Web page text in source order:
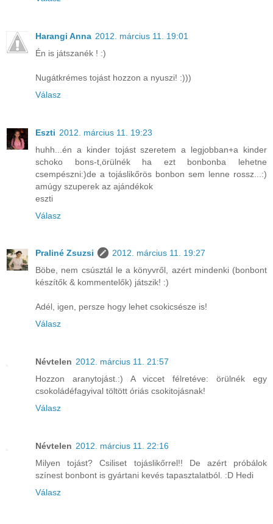
Harangi Anna 2012. március 11. 19:01
Én is játszanék ! :)
Nugátkrémes tojást hozzon a nyuszi! :)))
Válasz
Eszti 2012. március 11. 19:23
huhh...én a kinder tojást szeretem a legjobban+a kinder
schoko bons-t,örülnék ha ezt bonbonba lehetne
csempészni:)de a tojáslikőrös bonbon sem lenne rossz...:)
amúgy szuperek az ajándékok
eszti
Válasz
Praliné Zsuzsi
2012. március 11. 19:27
Böbe, nem csúsztál le a könyvről, azért mindenki (bonbont
készítők & kommentelők) játszik! :)
Adél, igen, persze hogy lehet csokicsésze is!
Válasz
Névtelen 2012. március 11. 21:57
Hozzon aranytojást.:) A viccet félretéve: örülnék egy
csokoládéfagyival töltött óriás csokitojásnak!
Válasz
Névtelen 2012. március 11. 22:16
Milyen tojást? Csiliset tojáslikőrrel!! De azért próbálok
színest bonbont is gyártani kevés tapasztalatból. :D Hedi
Válasz